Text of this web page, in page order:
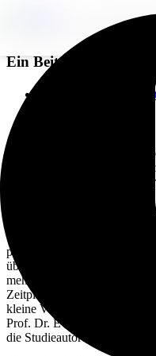
Bauherren sind
Ein Beitrag von
Zurück zur
Das Eigenheim gilt noch
Deutschland. Eine Immobilie
ist allerdings eine größere
Drei von vier Bauten werden
und später fertig als geplant.
planmäßige
überschritten. Jeder zehnte
mehr als veranschlagt.
Zeitplan. Da die Arbeiten
kleine Verzögerungen zu
Prof. Dr. Evi Hartmann von
die Studieautoren